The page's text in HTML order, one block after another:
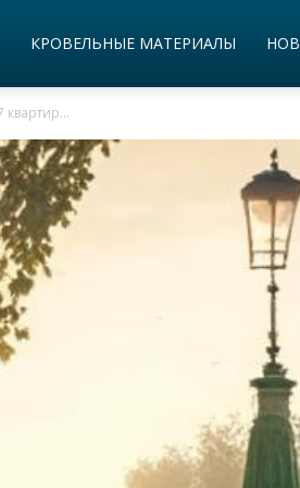
КРОВЕЛЬНЫЕ МАТЕРИАЛЫ
квартир...